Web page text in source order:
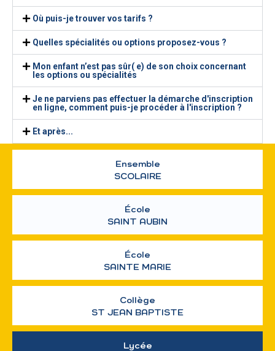
Où puis-je trouver vos tarifs ?
Quelles spécialités ou options proposez-vous ?
Mon enfant n’est pas sûr( e) de son choix concernant
les options ou spécialités
Je ne parviens pas effectuer la démarche d'inscription
en ligne, comment puis-je procéder à l'inscription ?
Et après...
Ensemble
SCOLAIRE
École
SAINT AUBIN
École
SAINTE MARIE
Collège
ST JEAN BAPTISTE
Lycée